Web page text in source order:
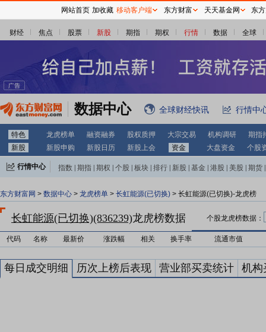
财经 焦点 股票 新股 期指 期权 行情 数据 全球
数据中心 全球财经快讯 行情中
特色 龙虎榜单 融资融券 股权质押 大宗交易 机构调研
期指
新股
新股申购 新股日历 新股上会 资金 大盘资金 个股
行情中心 指数 期指 期权 个股 板块 排行 新股 基金 港股 美股 期货
东方财富网 > 数据中心 > 龙虎榜单 > 长虹能源(已切换) > 长虹能源(已切换)-龙虎榜
长虹能源(已切换)(836239)龙虎榜数据 个股龙虎榜数据：
代码 名称 最新价 涨跌幅 相关 换手率 流通市值
每日成交明细 历次上榜后表现 营业部买卖统计 机构
网站首页 加收藏 移动客户端 东方财富 天天基金网 东